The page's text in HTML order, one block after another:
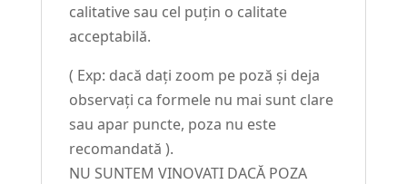
calitative sau cel puțin o calitate
acceptabilă.
( Exp: dacă dați zoom pe poză și deja
observați ca formele nu mai sunt clare
sau apar puncte, poza nu este
recomandată ).
NU SUNTEM VINOVATI DACĂ POZA